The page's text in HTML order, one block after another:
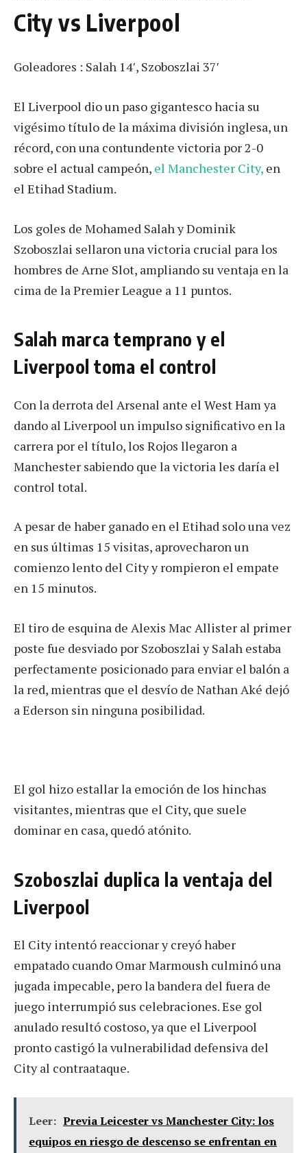
City vs Liverpool
Goleadores : Salah 14′, Szoboszlai 37′
El Liverpool dio un paso gigantesco hacia su
vigésimo título de la máxima división inglesa, un
récord, con una contundente victoria por 2-0
sobre el actual campeón, el Manchester City, en
el Etihad Stadium.
Los goles de Mohamed Salah y Dominik
Szoboszlai sellaron una victoria crucial para los
hombres de Arne Slot, ampliando su ventaja en la
cima de la Premier League a 11 puntos.
Salah marca temprano y el
Liverpool toma el control
Con la derrota del Arsenal ante el West Ham ya
dando al Liverpool un impulso significativo en la
carrera por el título, los Rojos llegaron a
Manchester sabiendo que la victoria les daría el
control total.
A pesar de haber ganado en el Etihad solo una vez
en sus últimas 15 visitas, aprovecharon un
comienzo lento del City y rompieron el empate
en 15 minutos.
El tiro de esquina de Alexis Mac Allister al primer
poste fue desviado por Szoboszlai y Salah estaba
perfectamente posicionado para enviar el balón a
la red, mientras que el desvío de Nathan Aké dejó
a Ederson sin ninguna posibilidad.
El gol hizo estallar la emoción de los hinchas
visitantes, mientras que el City, que suele
dominar en casa, quedó atónito.
Szoboszlai duplica la ventaja del
Liverpool
El City intentó reaccionar y creyó haber
empatado cuando Omar Marmoush culminó una
jugada impecable, pero la bandera del fuera de
juego interrumpió sus celebraciones. Ese gol
anulado resultó costoso, ya que el Liverpool
pronto castigó la vulnerabilidad defensiva del
City al contraataque.
Leer: Previa Leicester vs Manchester City: los
equipos en riesgo de descenso se enfrentan en